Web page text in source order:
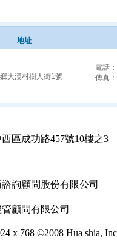
地址
大漢村樹人街1號
電話
傳真
區成功路457號10樓之3
詢顧問股份有限公司
管顧問有限公司
x 768 ©2008 Hua shia,